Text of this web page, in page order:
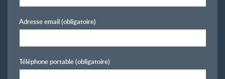
Adresse email(obligatoire)
Téléphone portable(obligatoire)